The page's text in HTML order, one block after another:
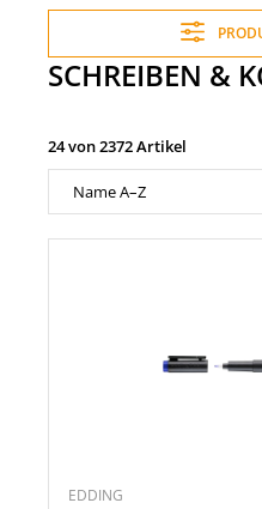
SCHREIBEN &
24 von 2372 Artikel
EDDING